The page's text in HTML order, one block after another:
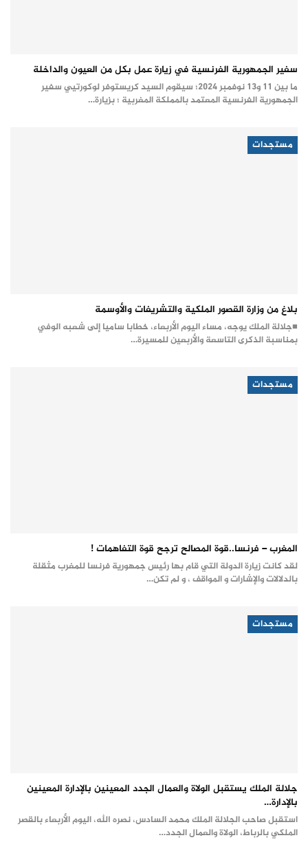
سفير الجمهورية الفرنسية في زيارة عمل بكل من العيون والداخلة
ما بين 11 و13 نوفمبر 2024؛ سيقوم السيد كريستوفر لوكورتيي سفير
الجمهورية الفرنسية المعتمد بالمملكة المغربية ؛ بزيارة…
مستجدات
بلاغ من وزارة القصور الملكية والتشريفات والأوسمة
■جلالة الملك يوجه، مساء اليوم الأربعاء، خطابا ساميا إلى شعبه الوفي
بمناسبة الذكرى التاسعة والأربعين للمسيرة…
مستجدات
المغرب – فرنسا..قوة المصالح ترجح قوة التفاهمات !
لقد كانت زيارة الدولة التي قام بها رئيس جمهورية فرنسا للمغرب مثقلة
بالدلالات والإشارات و المواقف ، و لم تكن…
مستجدات
جلالة الملك يستقبل الولاة والعمال الجدد المعينين بالإدارة المعينين
بالإدارة…
استقبل صاحب الجلالة الملك محمد السادس، نصره الله، اليوم الأربعاء بالقصر
الملكي بالرباط، الولاة والعمال الجدد…